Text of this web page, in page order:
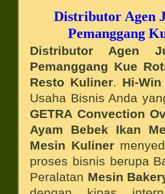
Distributor Agen
Pemanggang
Distributor Agen
Pemanggang Kue
Resto Kuliner
Hi-
Usaha Bisnis Anda
GETRA Convection
Ayam Bebek Ikan
Mesin Kuliner
proses bisnis berupa
Peralatan Mesin